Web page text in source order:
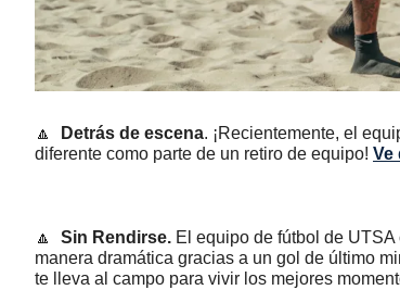
🔼 Detrás de escena. ¡Recientemente, el
diferente como parte de un retiro de equipo! Ve
🔼 Sin Rendirse. El equipo de fútbol de
manera dramática gracias a un gol de último
te lleva al campo para vivir los mejores